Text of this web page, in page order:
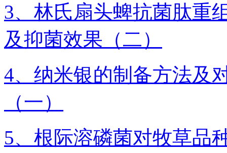
3、林氏扇头蜱抗菌肽重
及抑菌效果（二）
4、纳米银的制备方法及
（一）
5、根际溶磷菌对牧草品